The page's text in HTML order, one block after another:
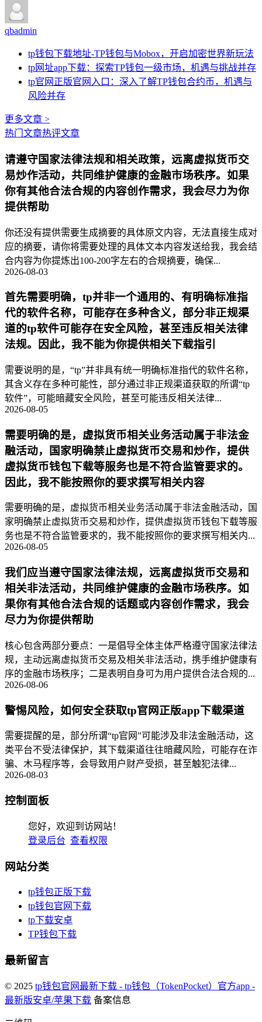
qbadmin
tp钱包下载地址-TP钱包与Mobox，开启加密世界新玩法
tp网址app下载：探索TP钱包一级市场，机遇与挑战并存
tp官网正版官网入口：深入了解TP钱包合约币，机遇与
风险并存
更多文章 >
热门文章热评文章
请遵守国家法律法规和相关政策，远离虚拟货币交
易炒作活动，共同维护健康的金融市场秩序。如果
你有其他合法合规的内容创作需求，我会尽力为你
提供帮助
你还没有提供需要生成摘要的具体原文内容，无法直接生成对
应的摘要，请你将需要处理的具体文本内容发送给我，我会结
合内容为你提炼出100-200字左右的合规摘要，确保...
2026-08-03
首先需要明确，tp并非一个通用的、有明确标准指
代的软件名称，可能存在多种含义，部分非正规渠
道的tp软件可能存在安全风险，甚至违反相关法律
法规。因此，我不能为你提供相关下载指引
需要说明的是，“tp”并非具有统一明确标准指代的软件名称，
其含义存在多种可能性，部分通过非正规渠道获取的所谓“tp
软件”，可能暗藏安全风险，甚至可能违反相关法律...
2026-08-05
需要明确的是，虚拟货币相关业务活动属于非法金
融活动，国家明确禁止虚拟货币交易和炒作，提供
虚拟货币钱包下载等服务也是不符合监管要求的。
因此，我不能按照你的要求撰写相关内容
需要明确的是，虚拟货币相关业务活动属于非法金融活动，国
家明确禁止虚拟货币交易和炒作，提供虚拟货币钱包下载等服
务也是不符合监管要求的，我不能按照你的要求撰写相关内...
2026-08-05
我们应当遵守国家法律法规，远离虚拟货币交易和
相关非法活动，共同维护健康的金融市场秩序。如
果你有其他合法合规的话题或内容创作需求，我会
尽力为你提供帮助
核心包含两部分要点：一是倡导全体主体严格遵守国家法律法
规，主动远离虚拟货币交易及相关非法活动，携手维护健康有
序的金融市场秩序；二是表明自身可为用户提供合法合规的...
2026-08-06
警惕风险，如何安全获取tp官网正版app下载渠道
需要提醒的是，部分所谓“tp官网”可能涉及非法金融活动，这
类平台不受法律保护，其下载渠道往往暗藏风险，可能存在诈
骗、木马程序等，会导致用户财产受损，甚至触犯法律...
2026-08-03
控制面板
您好，欢迎到访网站！
登录后台 查看权限
网站分类
tp钱包正版下载
tp钱包官网下载
tp下载安卓
TP钱包下载
最新留言
© 2025 tp钱包官网最新下载 - tp钱包（TokenPocket）官方app -
最新版安卓/苹果下载 备案信息